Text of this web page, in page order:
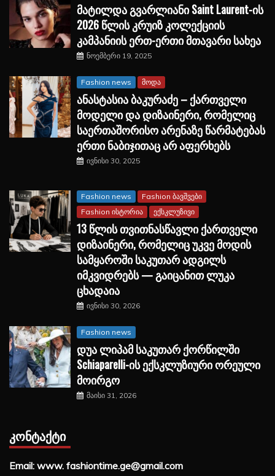
მატილდა გვარლიანი Saint Laurent-ის
2026 წლის კრუიზ კოლექციის
კამპანიის ერთ-ერთი მთავარი სახეა
ნოემბერი 19, 2025
Fashion news მოდა
ანასტასია ბაკურაძე – ქართველი
მოდელი და დიზაინერი, რომელიც
საერთაშორისო არენაზე წარმატებას
ერთი ნაბიჯითაც არ აფერხებს
ივნისი 30, 2025
Fashion news
Fashion ბავშვები
Fashion ისტორია
ექსკლუზივი
13 წლის თვითნასწავლი ქართველი
დიზაინერი, რომელიც უკვე მოდის
სამყაროში საკუთარ ადგილს
იმკვიდრებს — გაიცანით ლუკა
ცხადაია
ივნისი 30, 2026
Fashion news
დუა ლიპამ საკუთარ ქორწილში
Schiaparelli-ის ექსკლუზიური ორეული
მოირგო
მაისი 31, 2026
ᲙᲝᲜᲢᲐᲥᲢᲘ
Email: www. fashiontime.ge@gmail.com